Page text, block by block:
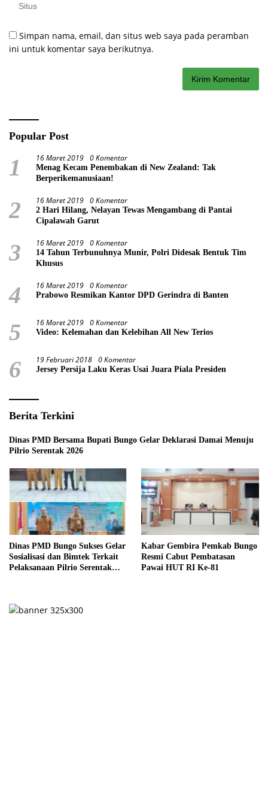
Simpan nama, email, dan situs web saya pada peramban
ini untuk komentar saya berikutnya.
Popular Post
1 16 Maret 2019 0 Komentar
Menag Kecam Penembakan di New Zealand: Tak
Berperikemanusiaan!
2 16 Maret 2019 0 Komentar
2 Hari Hilang, Nelayan Tewas Mengambang di Pantai
Cipalawah Garut
3 16 Maret 2019 0 Komentar
14 Tahun Terbunuhnya Munir, Polri Didesak Bentuk Tim
Khusus
4 16 Maret 2019 0 Komentar
Prabowo Resmikan Kantor DPD Gerindra di Banten
5 16 Maret 2019 0 Komentar
Video: Kelemahan dan Kelebihan All New Terios
6 19 Februari 2018 0 Komentar
Jersey Persija Laku Keras Usai Juara Piala Presiden
Berita Terkini
Dinas PMD Bersama Bupati Bungo Gelar Deklarasi Damai Menuju
Pilrio Serentak 2026
Dinas PMD Bungo Sukses Gelar
Sosialisasi dan Bimtek Terkait
Pelaksanaan Pilrio Serentak
Kabar Gembira Pemkab Bungo
Resmi Cabut Pembatasan
Pawai HUT RI Ke-81